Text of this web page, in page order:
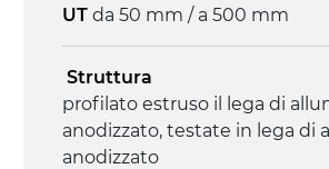
UT da 50 mm / a 500 mm
Struttura
profilato estruso il lega di
anodizzato, testate in lega di
anodizzato